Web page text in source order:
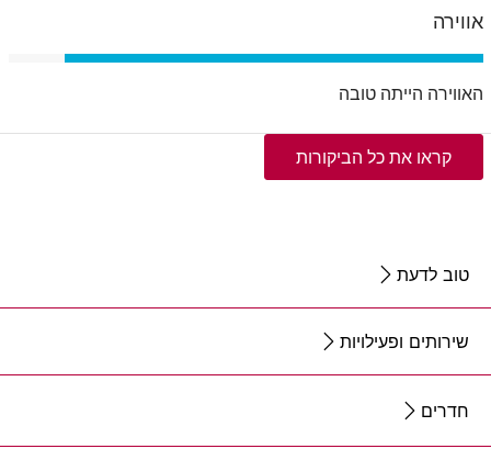
אווירה
האווירה הייתה טובה
קראו את כל הביקורות
טוב לדעת
שירותים ופעילויות
חדרים